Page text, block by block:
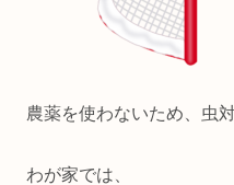
農薬を使わないため、虫
わが家では、